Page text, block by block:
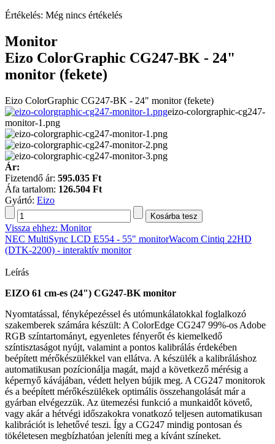
Értékelés: Még nincs értékelés
Monitor
Eizo ColorGraphic CG247-BK - 24"
monitor (fekete)
Eizo ColorGraphic CG247-BK - 24" monitor (fekete)
eizo-colorgraphic-cg247-
monitor-1.png
Ár:
Fizetendő ár: 595.035 Ft
Áfa tartalom: 126.504 Ft
Gyártó: Eizo
Vissza ehhez: Monitor
NEC MultiSync LCD E554 - 55" monitorWacom Cintiq 22HD
(DTK-2200) - interaktív monitor
Leírás
EIZO 61 cm-es (24") CG247-BK monitor
Nyomtatással, fényképezéssel és utómunkálatokkal foglalkozó
szakemberek számára készült: A ColorEdge CG247 99%-os Adobe
RGB színtartományt, egyenletes fényerőt és kiemelkedő
színtisztaságot nyújt, valamint a pontos kalibrálás érdekében
beépített mérőkészülékkel van ellátva. A készülék a kalibráláshoz
automatikusan pozícionálja magát, majd a következő mérésig a
képernyő kávájában, védett helyen bújik meg. A CG247 monitorok
és a beépített mérőkészülékek optimális összehangolását már a
gyárban elvégezzük. Az ütemezési funkció a munkaidőt követő,
vagy akár a hétvégi időszakokra vonatkozó teljesen automatikusan
kalibrációt is lehetővé teszi. Így a CG247 mindig pontosan és
tökéletesen megbízhatóan jeleníti meg a kívánt színeket.